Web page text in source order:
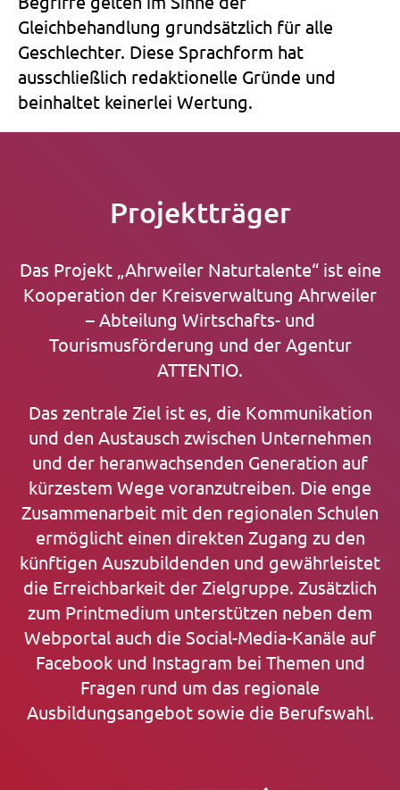
Gleichbehandlung grundsätzlich für alle
Geschlechter. Diese Sprachform hat
ausschließlich redaktionelle Gründe und
beinhaltet keinerlei Wertung.
Projektträger
Das Projekt „Ahrweiler Naturtalente“ ist eine
Kooperation der Kreisverwaltung Ahrweiler
– Abteilung Wirtschafts- und
Tourismusförderung und der Agentur
ATTENTIO.
Das zentrale Ziel ist es, die Kommunikation
und den Austausch zwischen Unternehmen
und der heranwachsenden Generation auf
kürzestem Wege voranzutreiben. Die enge
Zusammenarbeit mit den regionalen Schulen
ermöglicht einen direkten Zugang zu den
künftigen Auszubildenden und gewährleistet
die Erreichbarkeit der Zielgruppe. Zusätzlich
zum Printmedium unterstützen neben dem
Webportal auch die Social-Media-Kanäle auf
Facebook und Instagram bei Themen und
Fragen rund um das regionale
Ausbildungsangebot sowie die Berufswahl.